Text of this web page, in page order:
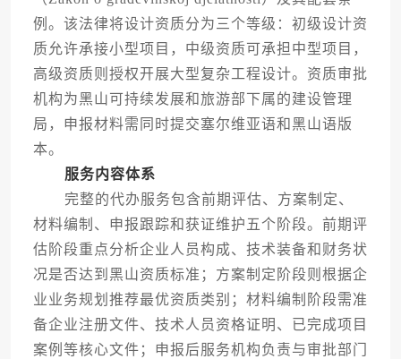
例。该法律将设计资质分为三个等级：初级设计资
质允许承接小型项目，中级资质可承担中型项目，
高级资质则授权开展大型复杂工程设计。资质审批
机构为黑山可持续发展和旅游部下属的建设管理
局，申报材料需同时提交塞尔维亚语和黑山语版
本。
服务内容体系
完整的代办服务包含前期评估、方案制定、
材料编制、申报跟踪和获证维护五个阶段。前期评
估阶段重点分析企业人员构成、技术装备和财务状
况是否达到黑山资质标准；方案制定阶段则根据企
业业务规划推荐最优资质类别；材料编制阶段需准
备企业注册文件、技术人员资格证明、已完成项目
案例等核心文件；申报后服务机构负责与审批部门